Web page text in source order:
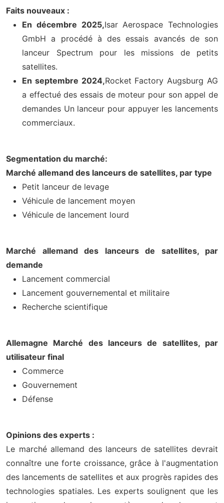
Faits nouveaux :
En décembre 2025,Isar Aerospace Technologies
GmbH a procédé à des essais avancés de son
lanceur Spectrum pour les missions de petits
satellites.
En septembre 2024,Rocket Factory Augsburg AG
a effectué des essais de moteur pour son appel de
demandes Un lanceur pour appuyer les lancements
commerciaux.
Segmentation du marché:
Marché allemand des lanceurs de satellites, par type
Petit lanceur de levage
Véhicule de lancement moyen
Véhicule de lancement lourd
Marché allemand des lanceurs de satellites, par
demande
Lancement commercial
Lancement gouvernemental et militaire
Recherche scientifique
Allemagne Marché des lanceurs de satellites, par
utilisateur final
Commerce
Gouvernement
Défense
Opinions des experts :
Le marché allemand des lanceurs de satellites devrait
connaître une forte croissance, grâce à l'augmentation
des lancements de satellites et aux progrès rapides des
technologies spatiales. Les experts soulignent que les